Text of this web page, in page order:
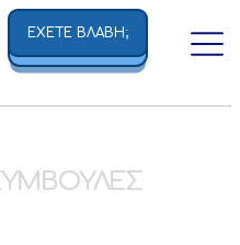
ΕΧΕΤΕ ΒΛΑΒΗ;